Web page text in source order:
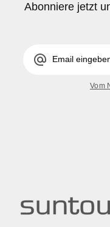
Abonniere jetzt
alternate_email
Vom